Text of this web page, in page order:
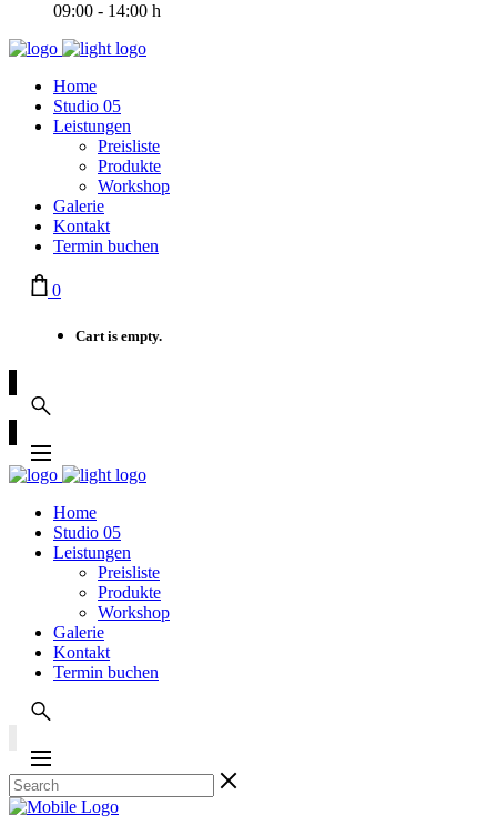
09:00 - 14:00 h
Home
Studio 05
Leistungen
Preisliste
Produkte
Workshop
Galerie
Kontakt
Termin buchen
0
Cart is empty.
Home
Studio 05
Leistungen
Preisliste
Produkte
Workshop
Galerie
Kontakt
Termin buchen